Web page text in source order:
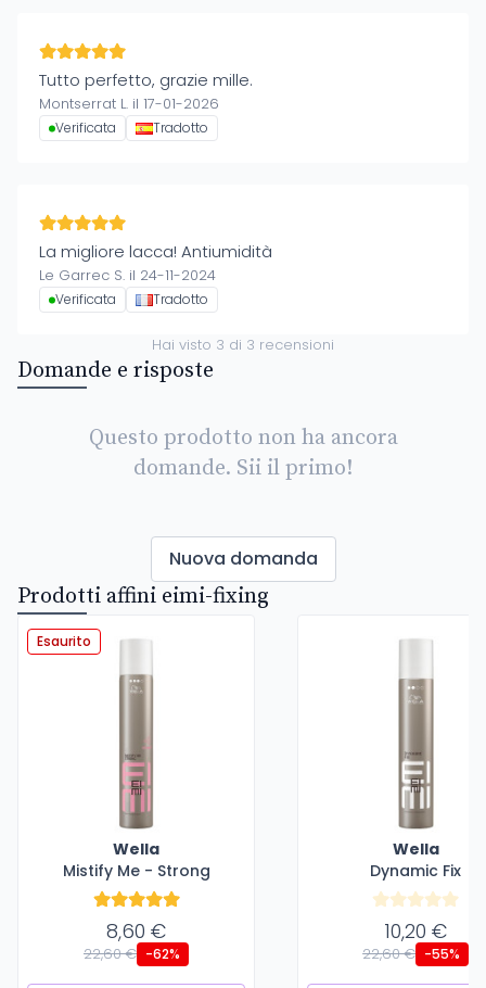
Tutto perfetto, grazie mille.
Montserrat L. il 17-01-2026
Verificata Tradotto
La migliore lacca! Antiumidità
Le Garrec S. il 24-11-2024
Verificata Tradotto
Hai visto 3 di 3 recensioni
Domande e risposte
Questo prodotto non ha ancora
domande. Sii il primo!
Nuova domanda
Prodotti affini eimi-fixing
Esaurito
Wella
Mistify Me - Strong
8,60 €
22,60 € -62%
Wella
Dynamic Fix
10,20 €
22,60 € -55%